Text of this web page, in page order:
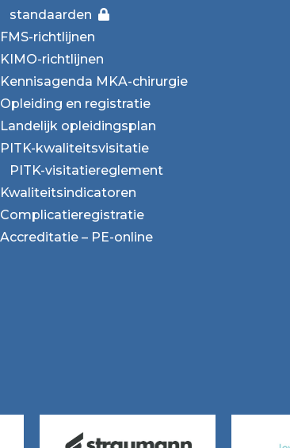
standaarden
FMS-richtlijnen
KIMO-richtlijnen
Kennisagenda MKA-chirurgie
Opleiding en registratie
Landelijk opleidingsplan
PITK-kwaliteitsvisitatie
PITK-visitatiereglement
Kwaliteitsindicatoren
Complicatieregistratie
Accreditatie – PE-online